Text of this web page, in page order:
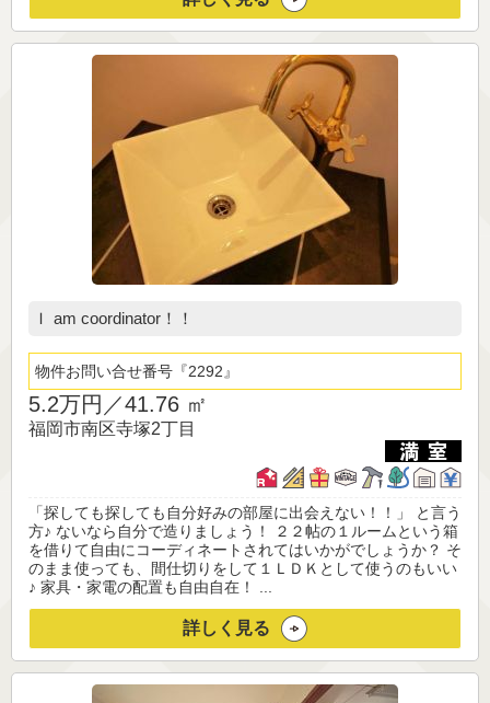
Ｉ am coordinator！！
物件お問い合せ番号 2292
5.2万円／41.76 ㎡
福岡市南区寺塚2丁目
「探しても探しても自分好みの部屋に出会えない！！」 と言う
方♪ ないなら自分で造りましょう！ ２２帖の１ルームという箱
を借りて自由にコーディネートされてはいかがでしょうか？ そ
のまま使っても、間仕切りをして１ＬＤＫとして使うのもいい
♪ 家具・家電の配置も自由自在！ ...
詳しく見る